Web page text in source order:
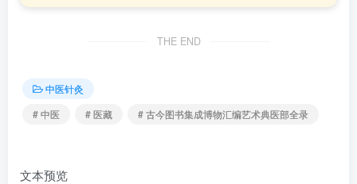
THE END
中医针灸
# 中医
# 医藏 # 古今图书集成博物汇编艺术典医部全录
文本预览